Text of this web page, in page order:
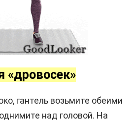
«дровосек»
гантель возьмите обеими
над головой. На